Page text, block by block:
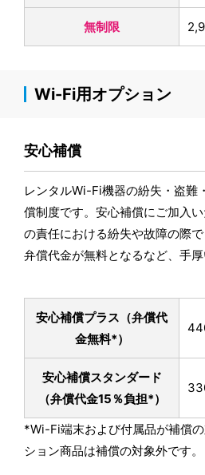
無制限
Wi-Fi用オプション
安心補償
レンタルWi-Fi機器の紛失・盗難
償制度です。安心補償にご加入
の責任における紛失や故障の際で
弁償代金が無料となるなど、手厚
安心補償プラス （弁償代
金無料*）
安心補償スタンダード
（弁償代金15％負担*）
*Wi-Fi端末および付属品が補償
ション商品は補償の対象外です。